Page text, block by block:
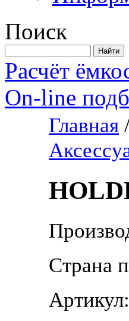
Поиск
Расчёт
On-line
Главная
Страна